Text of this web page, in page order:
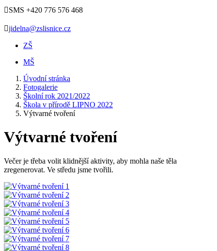
SMS +420 776 576 468
jidelna@zslisnice.cz
ZŠ
MŠ
Úvodní stránka
Fotogalerie
Školní rok 2021/2022
Škola v přírodě LIPNO 2022
Výtvarné tvoření
Výtvarné tvoření
Večer je třeba volit klidnější aktivity, aby mohla naše těla
zregenerovat. Ve středu jsme tvořili.